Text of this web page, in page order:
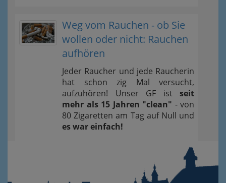
Weg vom Rauchen - ob Sie
wollen oder nicht: Rauchen
aufhören
Jeder Raucher und jede Raucherin
hat schon zig Mal versucht,
aufzuhören! Unser GF ist seit
mehr als 15 Jahren "clean" - von
80 Zigaretten am Tag auf Null und
es war einfach!